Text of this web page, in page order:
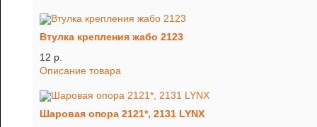
Втулка крепления жабо 2123
12 p.
Описание товара
Шаровая опора 2121*, 2131 LYNX